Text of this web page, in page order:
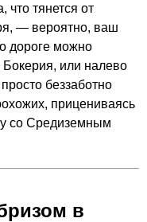
что тянется от
— вероятно, ваш
дороге можно
или налево
беззаботно
прицениваясь
со Средиземным
в